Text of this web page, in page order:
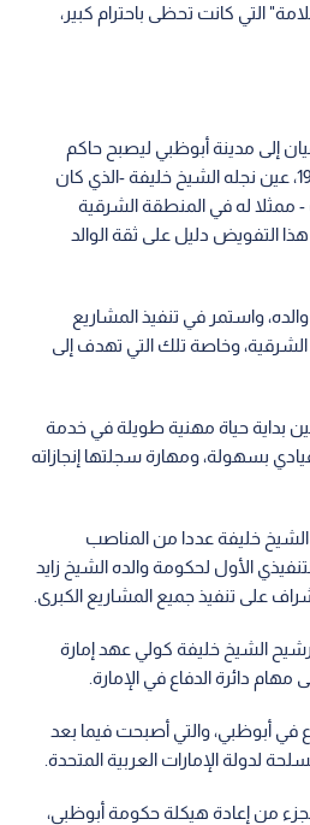
التي كانت تحظى باحترام كبير،
إلى مدينة أبوظبي ليصبح حاكم
الإمارة في أغسطس/أب 1966، عين نجله الشيخ خليفة -الذي كان
- ممثلا له في المنطقة الشرقية
التفويض دليل على ثقة الوالد
واستمر في تنفيذ المشاريع
الشرقية، وخاصة تلك التي تهدف إلى
بداية حياة مهنية طويلة في خدمة
بسهولة، ومهارة سجلتها إنجازاته
خليفة عددا من المناصب
الأول لحكومة والده الشيخ زايد
على تنفيذ جميع المشاريع الكبرى.
شباط 1969، تم ترشيح الشيخ خليفة كولي عهد إمارة
مهام دائرة الدفاع في الإمارة.
في أبوظبي، والتي أصبحت فيما بعد
لدولة الإمارات العربية المتحدة.
تموز عام 1971، وكجزء من إعادة هيكلة حكومة أبوظبي،